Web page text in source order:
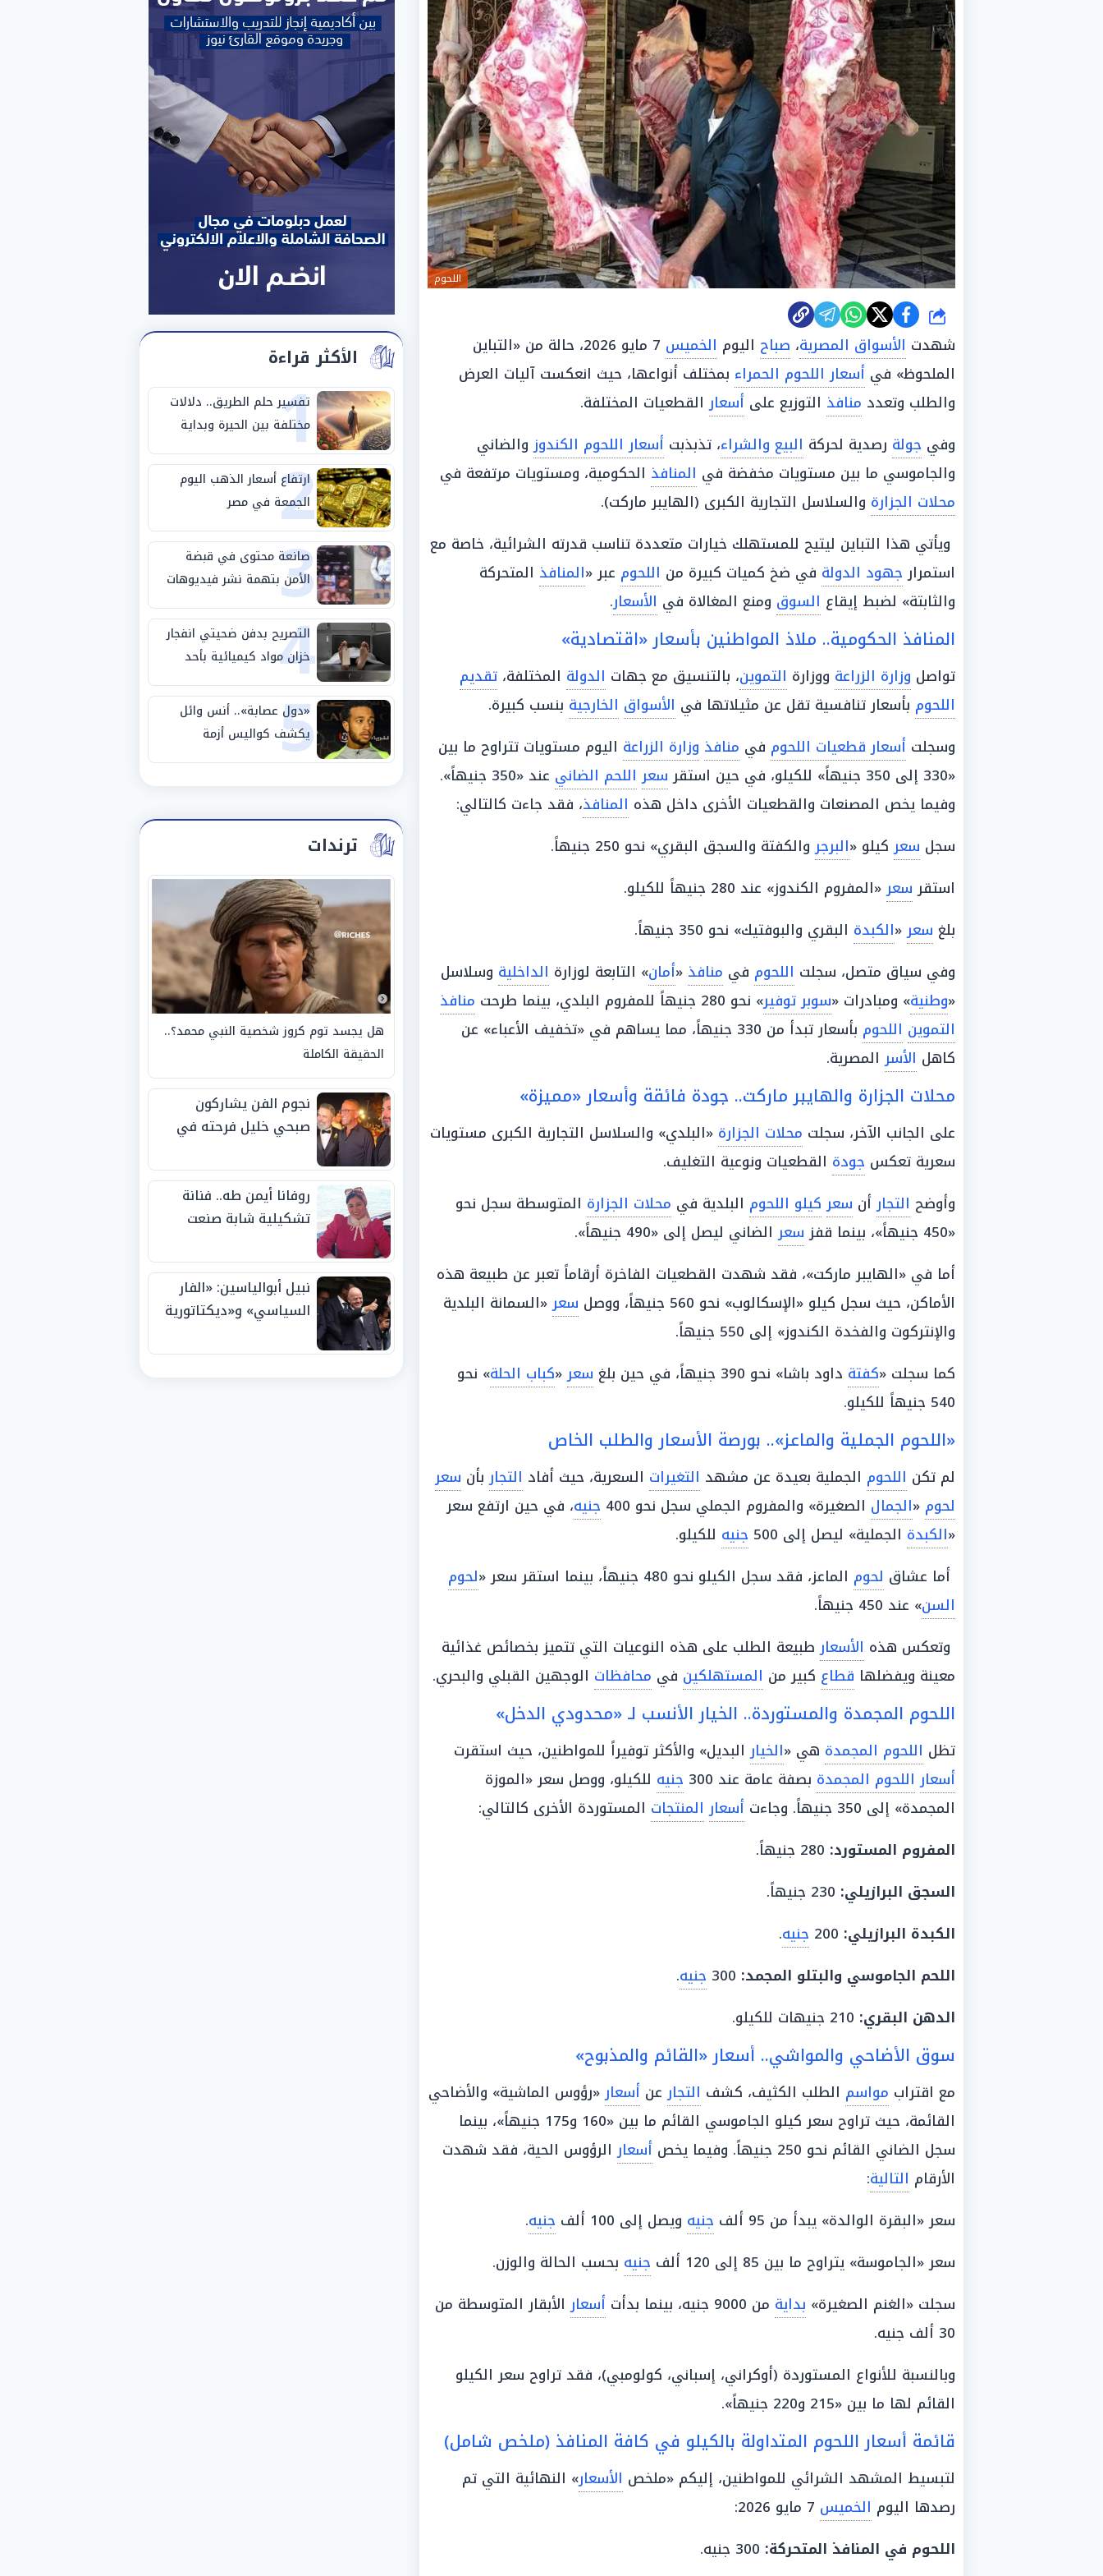
اللحوم
شارك
شهدت الأسواق المصرية، صباح اليوم الخميس
7 مايو 2026، حالة من «التباين
الملحوظ» في أسعار اللحوم الحمراء بمختلف أنواعها، حيث انعكست آليات العرض
والطلب وتعدد منافذ التوزيع على أسعارالقطعيات المختلفة.
وفي جولة رصدية لحركة البيع والشراء، تذبذبت أسعار اللحوم الكندوزوالضاني
والجاموسي ما بين مستويات مخفضة في المنافذ الحكومية، ومستويات مرتفعة في
محلات الجزارة والسلاسل التجارية الكبرى (الهايبر ماركت).
ويأتي هذا التباين ليتيح للمستهلك خيارات متعددة تناسب قدرته الشرائية، خاصة مع
استمرارجهود الدولة في ضخ كميات كبيرة من اللحوم عبر «المنافذ المتحركة
والثابتة» لضبط إيقاع السوق ومنع المغالاة في الأسعار.
المنافذ الحكومية.. ملاذ المواطنين بأسعار «اقتصادية»
تواصل وزارة الزراعة ووزارة التموين، بالتنسيق مع جهات الدولة المختلفة، تقديم
اللحوم بأسعار تنافسية تقل عن مثيلاتها في الأسواق الخارجية بنسب كبيرة.
وسجلت أسعار قطعيات اللحوم في منافذ وزارة الزراعة اليوم مستويات تتراوح ما بين
«330 إلى 350 جنيهاً» للكيلو، في حين استقر
سعر اللحم الضاني
عند «350 جنيهاً».
وفيما يخص المصنعات والقطعيات الأخرى داخل هذه المنافذ، فقد جاءت كالتالي:
سجل سعركيلو «البرجروالكفتة والسجق البقري» نحو 250 جنيهاً.
استقرسعر«المفروم الكندوز» عند 280 جنيهاً للكيلو.
بلغ سعر«الكبدة البقري والبوفتيك» نحو 350 جنيهاً.
وفي سياق متصل، سجلت اللحوم في منافذ «أمان» التابعة لوزارة الداخلية وسلاسل
«وطنية» ومبادرات «سوبر توفير» نحو 280 جنيهاً للمفروم البلدي، بينما طرحت
منافذ
التموين اللحوم
بأسعار تبدأ من 330 جنيهاً، مما يساهم في «تخفيف الأعباء» عن
كاهل الأسرالمصرية.
محلات الجزارة والهايبر ماركت.. جودة فائقة وأسعار «مميزة»
على الجانب الآخر، سجلت محلات الجزارة «البلدي» والسلاسل التجارية الكبرى مستويات
سعرية تعكس جودة القطعيات ونوعية التغليف.
وأوضح التجارأن سعر كيلو اللحوم البلدية في محلات الجزارة المتوسطة سجل نحو
«450 جنيهاً»، بينما قفز
سعرالضاني ليصل إلى «490 جنيهاً».
أما في «الهايبر ماركت»، فقد شهدت القطعيات الفاخرة أرقاماً تعبر عن طبيعة هذه
الأماكن، حيث سجل كيلو «الإسكالوب» نحو 560 جنيهاً، ووصل
سعر«السمانة البلدية
والإنتركوت والفخدة الكندوز» إلى 550 جنيهاً.
كما سجلت «كفتة داود باشا» نحو 390 جنيهاً، في حين بلغ سعر«كباب الحلة» نحو
540 جنيهاً للكيلو.
«اللحوم الجملية والماعز».. بورصة الأسعار والطلب الخاص
لم تكن اللحوم الجملية بعيدة عن مشهد التغيرات السعرية، حيث أفاد التجاربأن سعر
لحوم «الجمال الصغيرة» والمفروم الجملي سجل نحو 400 جنيه، في حين ارتفع سعر
«الكبدة الجملية» ليصل إلى 500 جنيه للكيلو.
أما عشاق لحوم الماعز، فقد سجل الكيلو نحو 480 جنيهاً، بينما استقر سعر «
لحوم
السن» عند 450 جنيهاً.
وتعكس هذه الأسعارطبيعة الطلب على هذه النوعيات التي تتميز بخصائص غذائية
معينة ويفضلها قطاع كبير من المستهلكين في محافظات الوجهين القبلي والبحري.
اللحوم المجمدة والمستوردة.. الخيار الأنسب لـ «محدودي الدخل»
تظل اللحوم المجمدة هي «الخيارالبديل» والأكثر توفيراً للمواطنين، حيث استقرت
أسعار اللحوم المجمدة بصفة عامة عند 300 جنيه للكيلو، ووصل سعر «الموزة
المجمدة» إلى 350 جنيهاً. وجاءت
أسعار المنتجات المستوردة الأخرى كالتالي:
المفروم المستورد:
السجق البرازيلي:
الكبدة البرازيلي: جنيه.
اللحم الجاموسي والبتلو المجمد: جنيه.
الدهن البقري:
سوق الأضاحي والمواشي.. أسعار «القائم والمذبوح»
مع اقتراب مواسم الطلب الكثيف، كشف التجارعن أسعار«رؤوس الماشية» والأضاحي
القائمة، حيث تراوح سعر كيلو الجاموسي القائم ما بين «160 و175 جنيهاً»، بينما
سجل الضاني القائم نحو 250 جنيهاً. وفيما يخص
أسعارالرؤوس الحية، فقد شهدت
الأرقام التالية:
سعر «البقرة الوالدة» يبدأ من 95 ألف
جنيه ويصل إلى 100 ألف جنيه.
سعر «الجاموسة» يتراوح ما بين 85 إلى 120 ألف
جنيه بحسب الحالة والوزن.
سجلت «الغنم الصغيرة» بداية من 9000 جنيه، بينما بدأت أسعارالأبقار المتوسطة من
30 ألف جنيه.
وبالنسبة للأنواع المستوردة (أوكراني، إسباني، كولومبي)، فقد تراوح سعر الكيلو
القائم لها ما بين «215 و220 جنيهاً».
قائمة أسعار اللحوم المتداولة بالكيلو في كافة المنافذ (ملخص شامل)
لتبسيط المشهد الشرائي للمواطنين، إليكم «ملخص الأسعار» النهائية التي تم
رصدها اليوم الخميس
اللحوم في المنافذ المتحركة:
الأكثر قراءة
1
تفسير حلم الطريق.. دلالات
مختلفة بين الحيرة وبداية
مرحلة جديدة
2
ارتفاع أسعار الذهب اليوم
الجمعة في مصر
3
صانعة محتوى في قبضة
الأمن بتهمة نشر فيديوهات
خادشة للحياء
4
التصريح بدفن ضحيتي انفجار
خزان مواد كيميائية بأحد
مصانع الفيوم
5
«دول عصابة».. أنس وائل
يكشف كواليس أزمة
استبعاده المفاجئ من
ترندات
هل يجسد توم كروز شخصية النبي محمد؟..
الحقيقة الكاملة
نجوم الفن يشاركون
صبحي خليل فرحته في
روفانا أيمن طه.. فنانة
تشكيلية شابة صنعت
الجوائز منذ الصغر
نبيل أبوالياسين: «الفار
السياسي» و«ديكتاتورية
الفيفا».. وإقالة